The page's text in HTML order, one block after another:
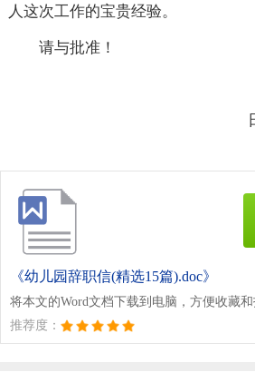
人这次工作的宝贵经验。
请与批准！
日
《幼儿园辞职信(精选15篇).doc》
将本文的Word文档下载到电脑，方便收藏
推荐度：